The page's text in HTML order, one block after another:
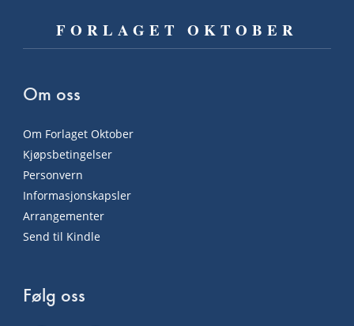
FORLAGET OKTOBER
Om oss
Om Forlaget Oktober
Kjøpsbetingelser
Personvern
Informasjonskapsler
Arrangementer
Send til Kindle
Følg oss